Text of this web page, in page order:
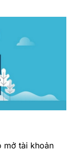
mở tài khoản